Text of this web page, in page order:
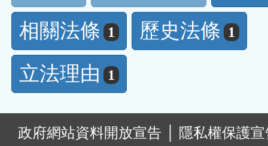
相關法條
1 歷史法條 1
立法理由 1
政府網站資料開放宣告
隱私權保護